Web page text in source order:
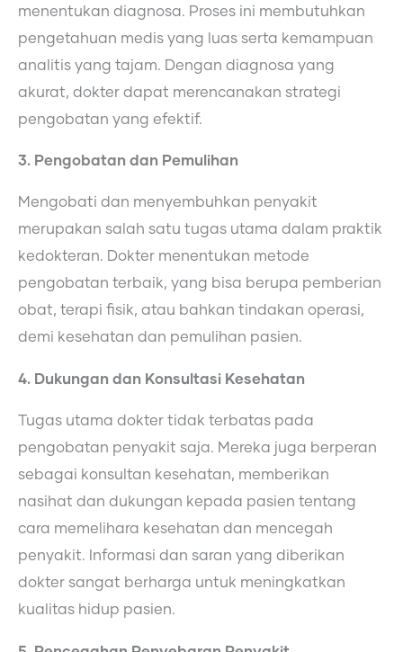
menentukan diagnosa. Proses ini membutuhkan
pengetahuan medis yang luas serta kemampuan
analitis yang tajam. Dengan diagnosa yang
akurat, dokter dapat merencanakan strategi
pengobatan yang efektif.
3. Pengobatan dan Pemulihan
Mengobati dan menyembuhkan penyakit
merupakan salah satu tugas utama dalam praktik
kedokteran. Dokter menentukan metode
pengobatan terbaik, yang bisa berupa pemberian
obat, terapi fisik, atau bahkan tindakan operasi,
demi kesehatan dan pemulihan pasien.
4. Dukungan dan Konsultasi Kesehatan
Tugas utama dokter tidak terbatas pada
pengobatan penyakit saja. Mereka juga berperan
sebagai konsultan kesehatan, memberikan
nasihat dan dukungan kepada pasien tentang
cara memelihara kesehatan dan mencegah
penyakit. Informasi dan saran yang diberikan
dokter sangat berharga untuk meningkatkan
kualitas hidup pasien.